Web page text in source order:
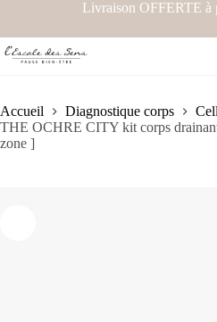
Livraison OFFERTE à
Accueil Diagnostique corps
THE OCHRE CITY kit corps
zone ]